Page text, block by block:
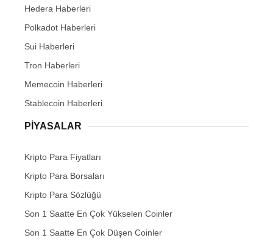
Hedera Haberleri
Polkadot Haberleri
Sui Haberleri
Tron Haberleri
Memecoin Haberleri
Stablecoin Haberleri
PIYASALAR
Kripto Para Fiyatları
Kripto Para Borsaları
Kripto Para Sözlüğü
Son 1 Saatte En Çok Yükselen Coinler
Son 1 Saatte En Çok Düşen Coinler